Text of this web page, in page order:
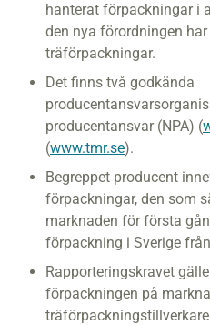
hanterat förpackningar i
den nya förordningen
träförpackningar.
Det finns två godkända
producentansvar (NPA) (
(www.tmr.se).
Begreppet producent
förpackningar, den som
marknaden för första
förpackning i Sverige
Rapporteringskravet
förpackningen på